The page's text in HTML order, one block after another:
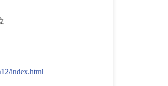
index.html